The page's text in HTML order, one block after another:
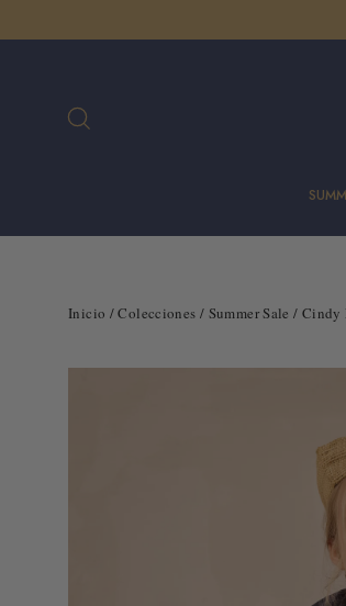
directamente
Inicio /Colecciones / Summer Sale / Cindy